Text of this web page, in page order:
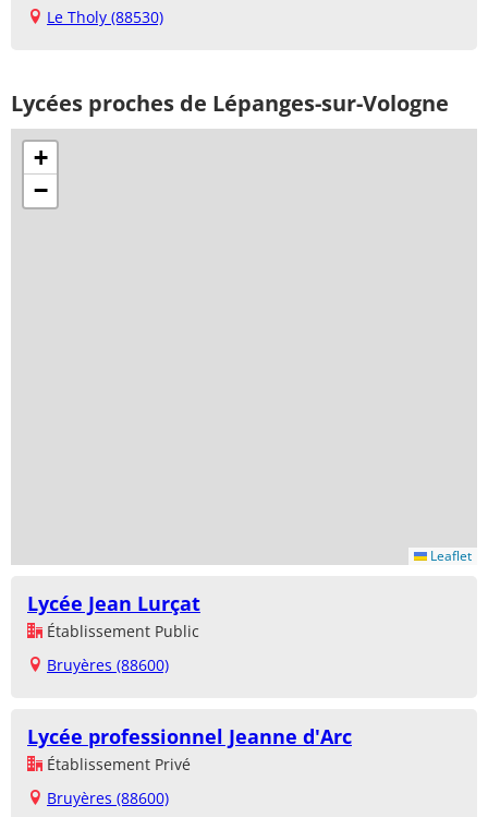
Le Tholy (88530)
Lycées proches de Lépanges-sur-Vologne
+
−
Leaflet
Lycée Jean Lurçat
Établissement Public
Bruyères (88600)
Lycée professionnel Jeanne d'Arc
Établissement Privé
Bruyères (88600)